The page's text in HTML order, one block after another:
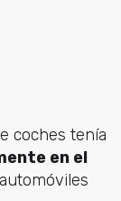
coches tenía
en el